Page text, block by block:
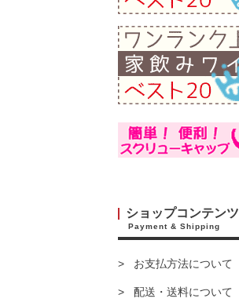
ショップコンテンツ
Payment & Shipping
お支払方法について
配送・送料について